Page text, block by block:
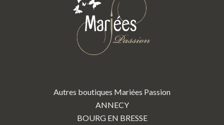
Autres boutiques Mariées Passion
ANNECY
BOURG EN BRESSE